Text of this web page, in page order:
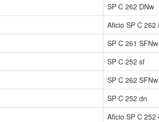
SP C 262 DNw
Aficio SP C 262
SP C 261 SFNw
SP C 252 sf
SP C 262 SFNw
SP C 252 dn
Aficio SP C 252